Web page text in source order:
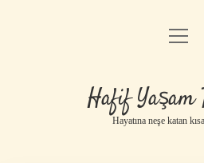
Anasayfa
Yasal
Hafif Yaşam
Hayatına neşe katan